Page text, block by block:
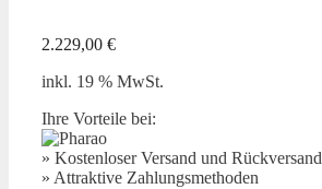
2.229,00 €
inkl. 19 % MwSt.
Ihre Vorteile bei:
» Kostenloser Versand und Rückversand
» Attraktive Zahlungsmethoden